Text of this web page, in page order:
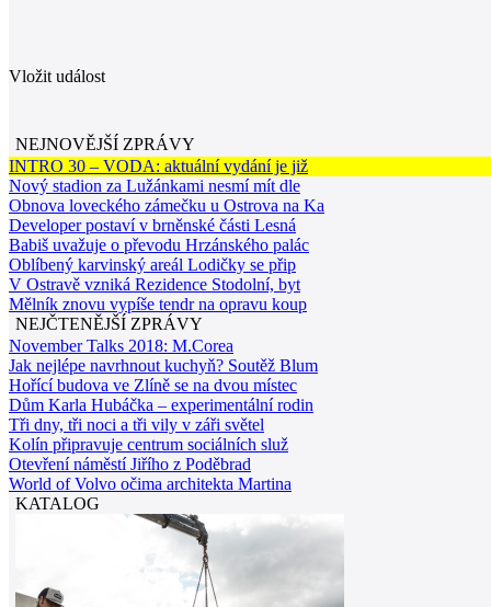
Vložit událost
NEJNOVĚJŠÍ ZPRÁVY
INTRO 30 – VODA: aktuální vydání je již
Nový stadion za Lužánkami nesmí mít dle
Obnova loveckého zámečku u Ostrova na Ka
Developer postaví v brněnské části Lesná
Babiš uvažuje o převodu Hrzánského palác
Oblíbený karvinský areál Lodičky se přip
V Ostravě vzniká Rezidence Stodolní, byt
Mělník znovu vypíše tendr na opravu koup
NEJČTENĚJŠÍ ZPRÁVY
November Talks 2018: M.Corea
Jak nejlépe navrhnout kuchyň? Soutěž Blum
Hořící budova ve Zlíně se na dvou místec
Dům Karla Hubáčka – experimentální rodin
Tři dny, tři noci a tři vily v záři světel
Kolín připravuje centrum sociálních služ
Otevření náměstí Jiřího z Poděbrad
World of Volvo očima architekta Martina
KATALOG